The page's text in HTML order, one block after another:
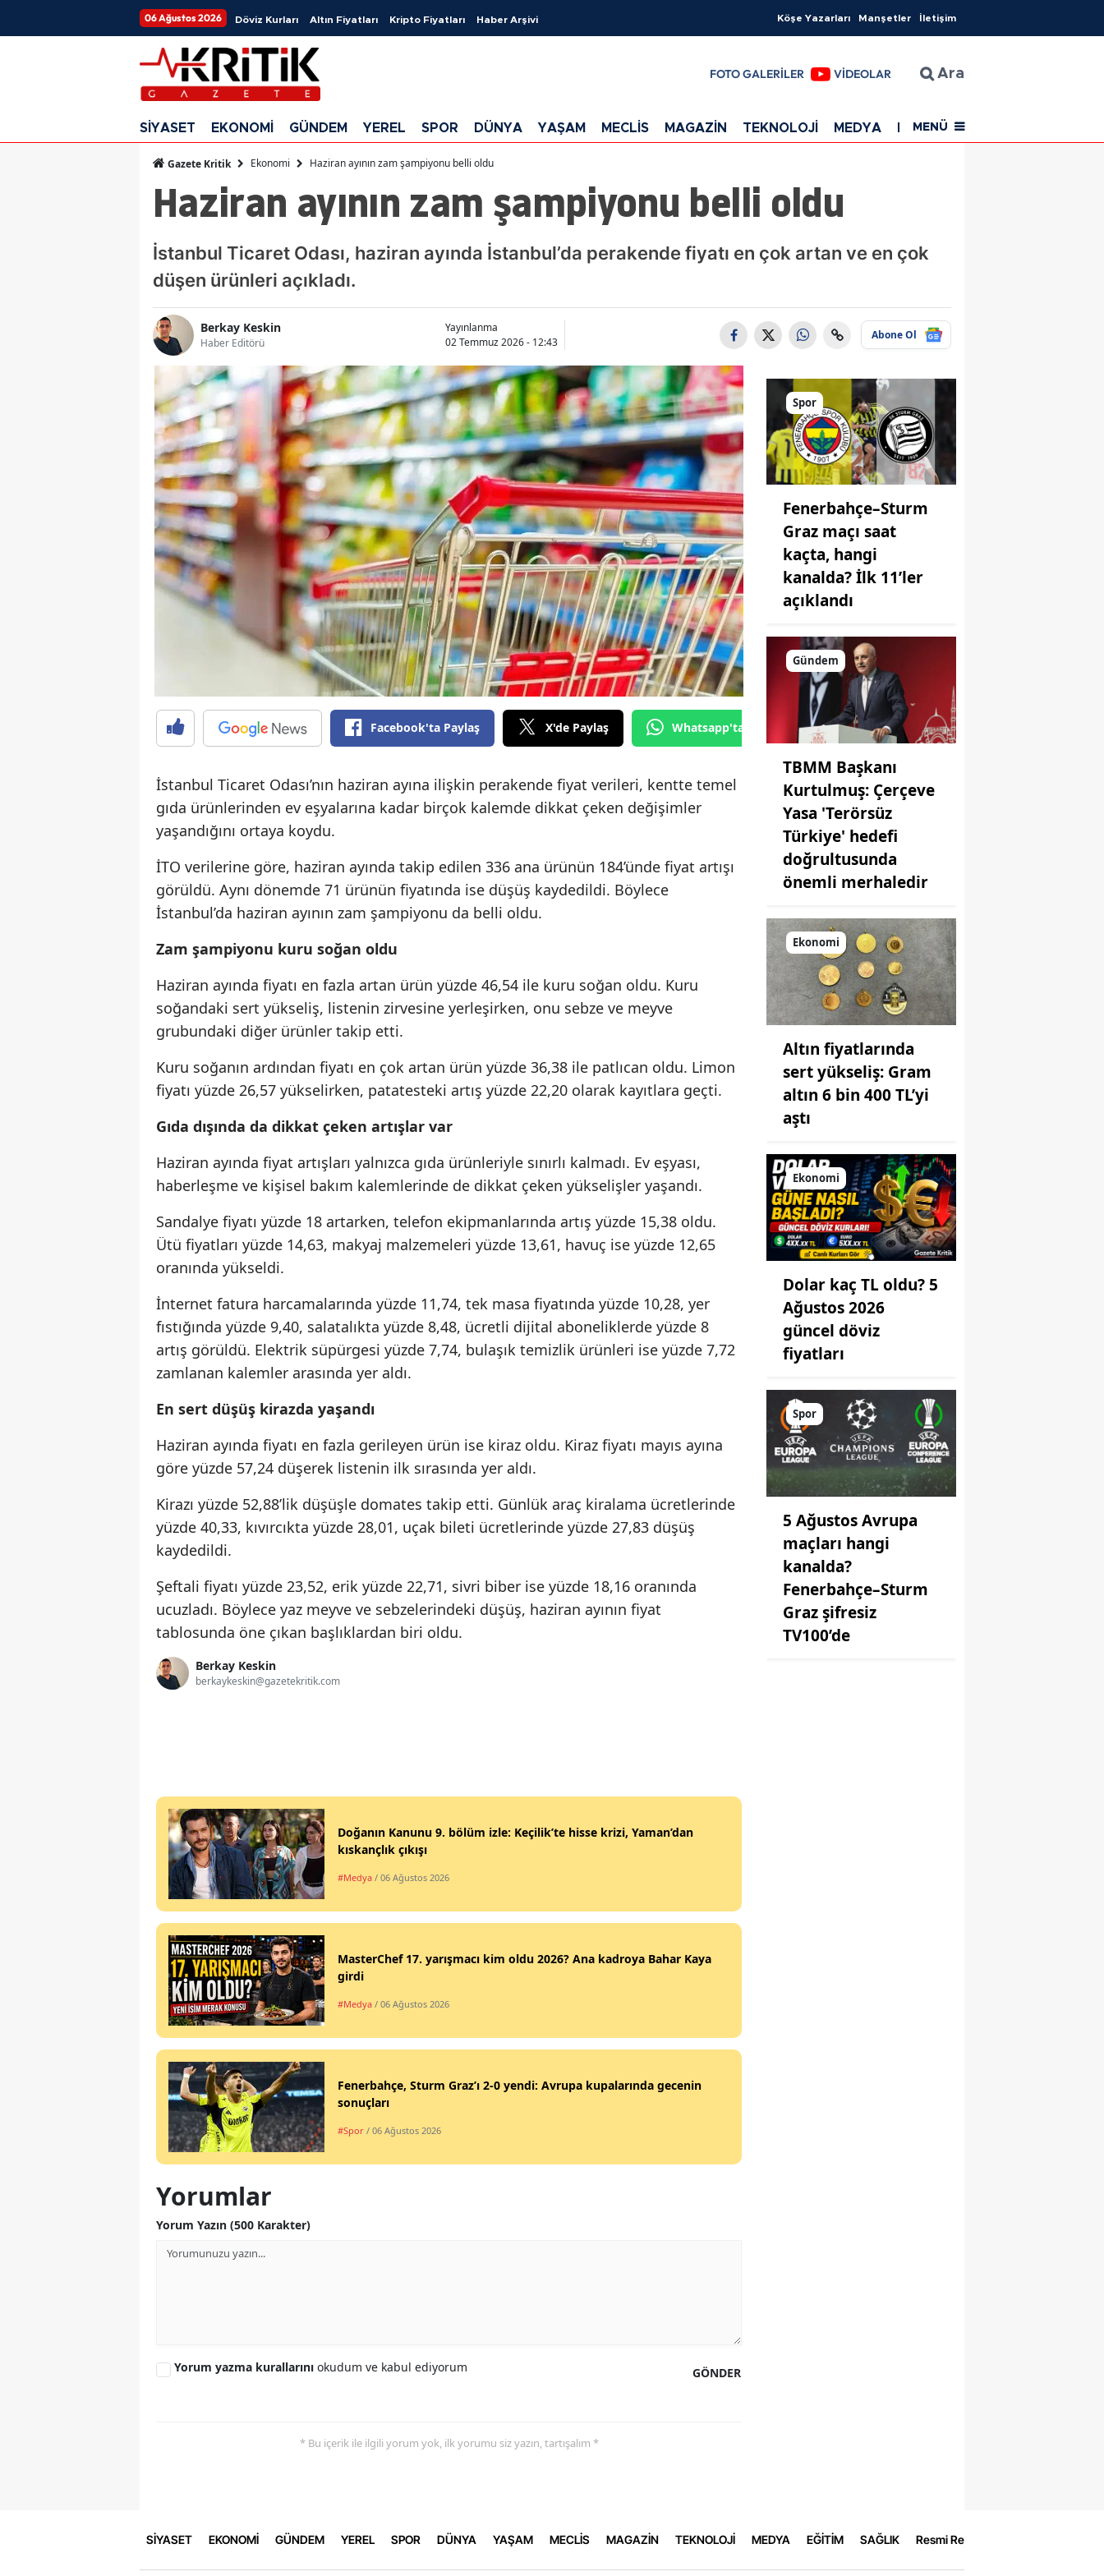
06 Ağustos 2026 Döviz Kurları Altın Fiyatları Kripto Fiyatları Haber Arşivi Köşe Yazarları Manşetler İletişim
FOTO GALERİLER VİDEOLAR Ara
SİYASET EKONOMİ GÜNDEM YEREL SPOR DÜNYA YAŞAM MECLİS MAGAZİN TEKNOLOJİ MEDYA EĞİTİM SAĞLIK
MENÜ
Gazete Kritik Ekonomi Haziran ayının zam şampiyonu belli oldu
Haziran ayının zam şampiyonu belli oldu
İstanbul Ticaret Odası, haziran ayında İstanbul’da perakende fiyatı en çok artan ve en çok
düşen ürünleri açıkladı.
Berkay Keskin
Haber Editörü
Yayınlanma
02 Temmuz 2026 - 12:43
Abone Ol
Facebook'ta Paylaş X'de Paylaş Whatsapp'tan Gönder
İstanbul Ticaret Odası’nın haziran ayına ilişkin perakende fiyat verileri, kentte temel
gıda ürünlerinden ev eşyalarına kadar birçok kalemde dikkat çeken değişimler
yaşandığını ortaya koydu.
İTO verilerine göre, haziran ayında takip edilen 336 ana ürünün 184’ünde fiyat artışı
görüldü. Aynı dönemde 71 ürünün fiyatında ise düşüş kaydedildi. Böylece
İstanbul’da haziran ayının zam şampiyonu da belli oldu.
Zam şampiyonu kuru soğan oldu
Haziran ayında fiyatı en fazla artan ürün yüzde 46,54 ile kuru soğan oldu. Kuru
soğandaki sert yükseliş, listenin zirvesine yerleşirken, onu sebze ve meyve
grubundaki diğer ürünler takip etti.
Kuru soğanın ardından fiyatı en çok artan ürün yüzde 36,38 ile patlıcan oldu. Limon
fiyatı yüzde 26,57 yükselirken, patatesteki artış yüzde 22,20 olarak kayıtlara geçti.
Gıda dışında da dikkat çeken artışlar var
Haziran ayında fiyat artışları yalnızca gıda ürünleriyle sınırlı kalmadı. Ev eşyası,
haberleşme ve kişisel bakım kalemlerinde de dikkat çeken yükselişler yaşandı.
Sandalye fiyatı yüzde 18 artarken, telefon ekipmanlarında artış yüzde 15,38 oldu.
Ütü fiyatları yüzde 14,63, makyaj malzemeleri yüzde 13,61, havuç ise yüzde 12,65
oranında yükseldi.
İnternet fatura harcamalarında yüzde 11,74, tek masa fiyatında yüzde 10,28, yer
fıstığında yüzde 9,40, salatalıkta yüzde 8,48, ücretli dijital aboneliklerde yüzde 8
artış görüldü. Elektrik süpürgesi yüzde 7,74, bulaşık temizlik ürünleri ise yüzde 7,72
zamlanan kalemler arasında yer aldı.
En sert düşüş kirazda yaşandı
Haziran ayında fiyatı en fazla gerileyen ürün ise kiraz oldu. Kiraz fiyatı mayıs ayına
göre yüzde 57,24 düşerek listenin ilk sırasında yer aldı.
Kirazı yüzde 52,88’lik düşüşle domates takip etti. Günlük araç kiralama ücretlerinde
yüzde 40,33, kıvırcıkta yüzde 28,01, uçak bileti ücretlerinde yüzde 27,83 düşüş
kaydedildi.
Şeftali fiyatı yüzde 23,52, erik yüzde 22,71, sivri biber ise yüzde 18,16 oranında
ucuzladı. Böylece yaz meyve ve sebzelerindeki düşüş, haziran ayının fiyat
tablosunda öne çıkan başlıklardan biri oldu.
Berkay Keskin
berkaykeskin@gazetekritik.com
Doğanın Kanunu 9. bölüm izle: Keçilik’te hisse krizi, Yaman’dan
kıskançlık çıkışı
#Medya / 06 Ağustos 2026
MasterChef 17. yarışmacı kim oldu 2026? Ana kadroya Bahar Kaya
girdi
#Medya / 06 Ağustos 2026
Fenerbahçe, Sturm Graz’ı 2-0 yendi: Avrupa kupalarında gecenin
sonuçları
#Spor / 06 Ağustos 2026
Yorumlar
Yorum Yazın (500 Karakter)
GÖNDER
Yorum yazma kurallarını okudum ve kabul ediyorum
* Bu içerik ile ilgili yorum yok, ilk yorumu siz yazın, tartışalım *
Spor
Fenerbahçe–Sturm
Graz maçı saat
kaçta, hangi
kanalda? İlk 11’ler
açıklandı
Gündem
TBMM Başkanı
Kurtulmuş: Çerçeve
Yasa 'Terörsüz
Türkiye' hedefi
doğrultusunda
önemli merhaledir
Ekonomi
Altın fiyatlarında
sert yükseliş: Gram
altın 6 bin 400 TL’yi
aştı
Ekonomi
Dolar kaç TL oldu? 5
Ağustos 2026
güncel döviz
fiyatları
Spor
5 Ağustos Avrupa
maçları hangi
kanalda?
Fenerbahçe–Sturm
Graz şifresiz
TV100’de
SİYASET EKONOMİ GÜNDEM YEREL SPOR DÜNYA YAŞAM MECLİS MAGAZİN TEKNOLOJİ MEDYA EĞİTİM SAĞLIK Resmi Reklamlar